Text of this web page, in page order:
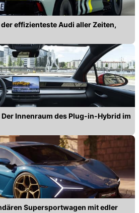
effizienteste Audi aller Zeiten,
Innenraum des Plug-in-Hybrid im
Supersportwagen mit edler